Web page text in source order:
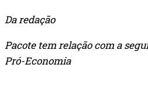
Da redação
Pacote tem relação com a
Pró-Economia